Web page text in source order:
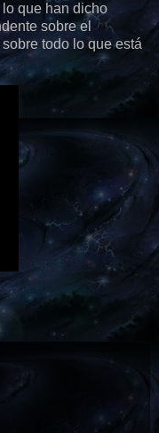
que han dicho
sobre el
todo lo que está